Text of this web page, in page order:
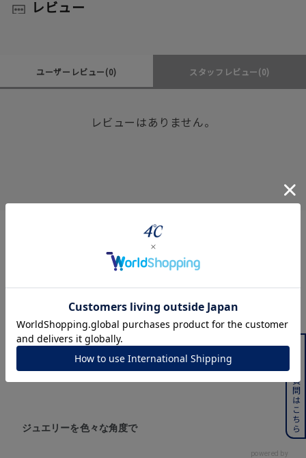
レビュー
ユーザーレビュー(0) スタッフレビュー(0)
レビューはありません。
360° Product Viewer
ジュエリーを色々な角度で
powered by
よくある質問はこちら